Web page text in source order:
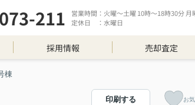
211
営業時間：火曜～土曜 10時～18時30分
定休日 ：水曜日
採用情報 売却査定
棟
印刷する お